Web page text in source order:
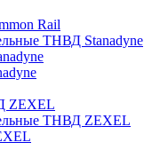
Rail
ТНВД Stanadyne
ZEXEL
ТНВД ZEXEL